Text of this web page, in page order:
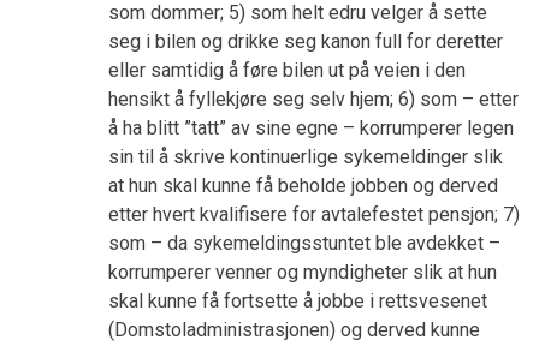
som dommer; 5) som helt edru velger å sette
seg i bilen og drikke seg kanon full for deretter
eller samtidig å føre bilen ut på veien i den
hensikt å fyllekjøre seg selv hjem; 6) som – etter
å ha blitt ”tatt” av sine egne – korrumperer legen
sin til å skrive kontinuerlige sykemeldinger slik
at hun skal kunne få beholde jobben og derved
etter hvert kvalifisere for avtalefestet pensjon; 7)
som – da sykemeldingsstuntet ble avdekket –
korrumperer venner og myndigheter slik at hun
skal kunne få fortsette å jobbe i rettsvesenet
(Domstoladministrasjonen) og derved kunne